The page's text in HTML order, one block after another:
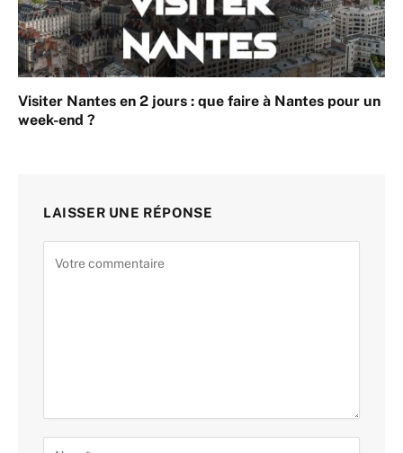
Visiter Nantes en 2 jours : que faire à Nantes pour un
week-end ?
LAISSER UNE RÉPONSE